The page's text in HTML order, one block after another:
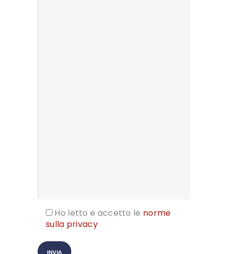
Ho letto e accetto le norme
sulla privacy